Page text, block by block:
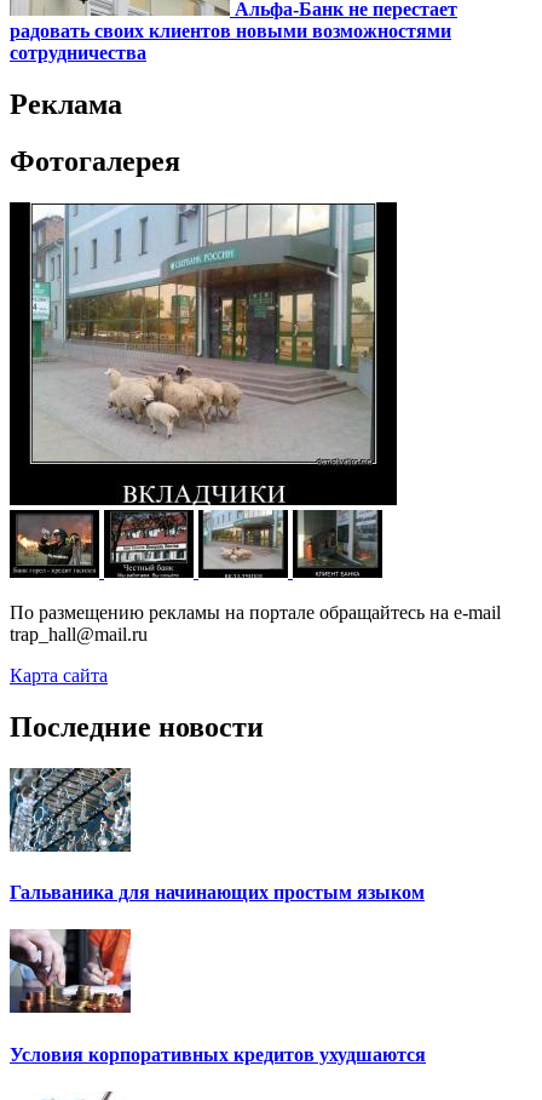
Альфа-Банк не перестает
радовать своих клиентов новыми возможностями
сотрудничества
Реклама
Фотогалерея
По размещению рекламы на портале обращайтесь на e-mail
trap_hall@mail.ru
Карта сайта
Последние новости
Гальваника для начинающих простым языком
Условия корпоративных кредитов ухудшаются